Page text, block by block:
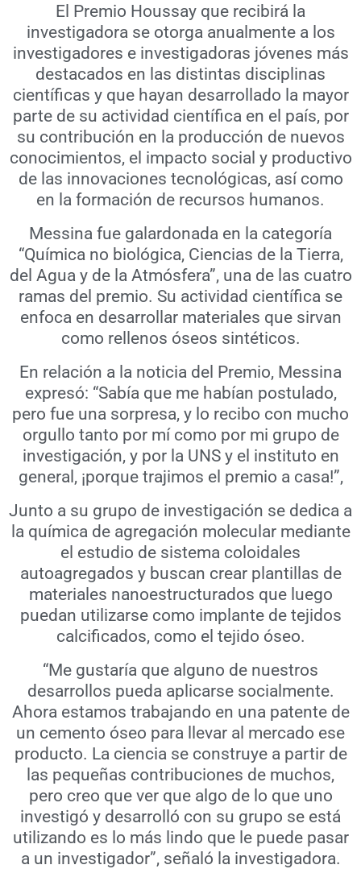
El Premio Houssay que recibirá la
investigadora se otorga anualmente a los
investigadores e investigadoras jóvenes más
destacados en las distintas disciplinas
científicas y que hayan desarrollado la mayor
parte de su actividad científica en el país, por
su contribución en la producción de nuevos
conocimientos, el impacto social y productivo
de las innovaciones tecnológicas, así como
en la formación de recursos humanos.
Messina fue galardonada en la categoría
“Química no biológica, Ciencias de la Tierra,
del Agua y de la Atmósfera”, una de las cuatro
ramas del premio. Su actividad científica se
enfoca en desarrollar materiales que sirvan
como rellenos óseos sintéticos.
En relación a la noticia del Premio, Messina
expresó: “Sabía que me habían postulado,
pero fue una sorpresa, y lo recibo con mucho
orgullo tanto por mí como por mi grupo de
investigación, y por la UNS y el instituto en
general, ¡porque trajimos el premio a casa!”,
Junto a su grupo de investigación se dedica a
la química de agregación molecular mediante
el estudio de sistema coloidales
autoagregados y buscan crear plantillas de
materiales nanoestructurados que luego
puedan utilizarse como implante de tejidos
calcificados, como el tejido óseo.
“Me gustaría que alguno de nuestros
desarrollos pueda aplicarse socialmente.
Ahora estamos trabajando en una patente de
un cemento óseo para llevar al mercado ese
producto. La ciencia se construye a partir de
las pequeñas contribuciones de muchos,
pero creo que ver que algo de lo que uno
investigó y desarrolló con su grupo se está
utilizando es lo más lindo que le puede pasar
a un investigador”, señaló la investigadora.